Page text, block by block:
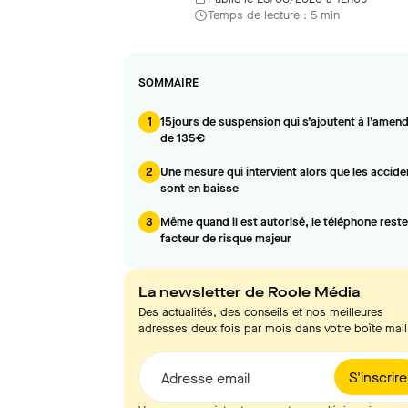
Temps de lecture : 5 min
SOMMAIRE
1 15jours de suspension qui s’ajoutent à
de 135€
2 Une mesure qui intervient alors que les
sont en baisse
3 Même quand il est autorisé, le téléphone
facteur de risque majeur
La newsletter de Roole Média
Des actualités, des conseils et nos meilleures
adresses deux fois par mois dans votre boîte
S'inscrire
Adresse email